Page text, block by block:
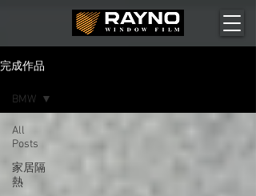
完成作品
All
Posts
家居隔
熱
BMW